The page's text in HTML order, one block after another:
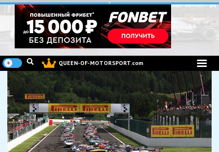
Перейти
к
содержимому
QUEEN-OF-MOTORSPORT.com